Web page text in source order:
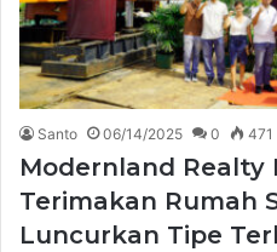
Santo 06/14/2025 0 471
Modernland Realty
Terimakan Rumah
Luncurkan Tipe